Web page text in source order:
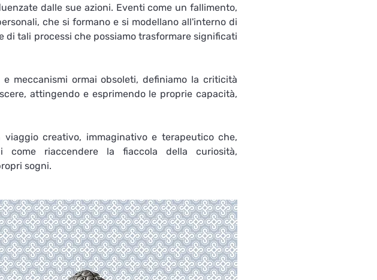
dalle sue azioni. Eventi come un fallimento,
che si formano e si modellano all'interno di
di tali processi che possiamo trasformare significati
meccanismi ormai obsoleti, definiamo la criticità
attingendo e esprimendo le proprie capacità,
creativo, immaginativo e terapeutico che,
riaccendere la fiaccola della curiosità,
sogni.